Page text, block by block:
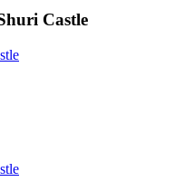
Castle